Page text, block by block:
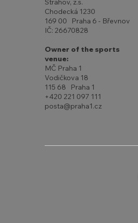
Strahov, z.s.
Chodecká 1230
169 00 Praha 6 - Břevnov
IČ: 26670828
Owner of the sports
venue:
MČ Praha 1
Vodičkova 18
115 68 Praha 1
+420 221 097 111
posta@praha1.cz